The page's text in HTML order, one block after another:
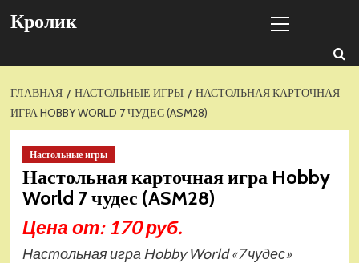
Кролик
меню
ГЛАВНАЯ НАСТОЛЬНЫЕ ИГРЫ
НАСТОЛЬНАЯ КАРТОЧНАЯ
ИГРА HOBBY WORLD 7 ЧУДЕС (ASM28)
Настольные игры
Настольная карточная игра Hobby
World 7 чудес (ASM28)
Цена от: 170 руб.
Настольная игра Hobby World «7 чудес»